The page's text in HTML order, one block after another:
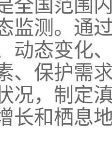
全国范围
监测。通
动态变化
、保护需
况，制定
长和栖息